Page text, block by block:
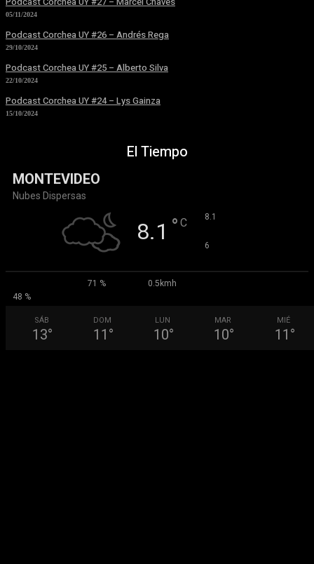
05/11/2024
Podcast Corchea UY #26 – Andrés Rega
29/10/2024
Podcast Corchea UY #25 – Alberto Silva
22/10/2024
Podcast Corchea UY #24 – Lys Gainza
15/10/2024
El Tiempo
MONTEVIDEO
Nubes Dispersas
8.1 ° C 8.1
6
71 %
0.5kmh
48 %
SÁB
13°
DOM
11 °
LUN
10°
MAR
10°
MIÉ
11 °